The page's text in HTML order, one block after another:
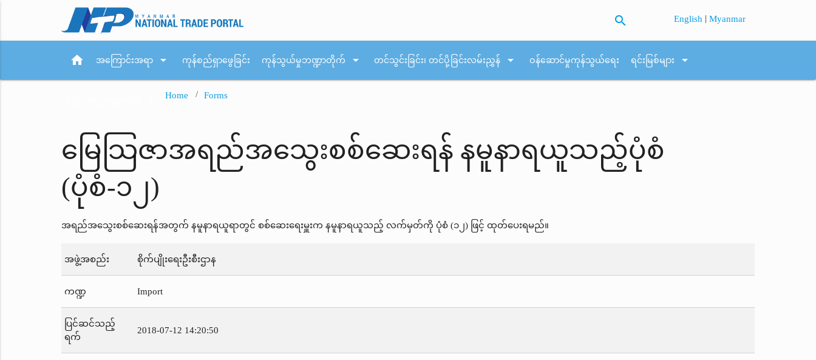
search English |Myanmar
home အကြောင်းအရာ arrow_drop_down ကုန်စည်ရှာဖွေခြင်း ကုန်သွယ်မှုဘဏ္ဍာတိုက် arrow_drop_down တင်သွင်းခြင်း၊ တင်ပို့ခြင်းလမ်းညွှန် arrow_drop_down ဝန်ဆောင်မှုကုန်သွယ်ရေး ရင်းမြစ်များ arrow_drop_down
Home Forms
မြေသြဇာအရည်အသွေးစစ်ဆေးရန် နမူနာရယူသည့်ပုံစံ
(ပုံစံ-၁၂)
အရည်အသွေးစစ်ဆေးရန်အတွက် နမူနာရယူရာတွင် စစ်ဆေးရေးမှူးက နမူနာရယူသည့် လက်မှတ်ကို ပုံစံ (၁၂) ဖြင့် ထုတ်ပေးရမည်။
အဖွဲ့အစည်း စိုက်ပျိုးရေးဦးစီးဌာန
ကဏ္ဍ Import
ပြင်ဆင်သည့်
ရက်
2018-07-12 14:20:50